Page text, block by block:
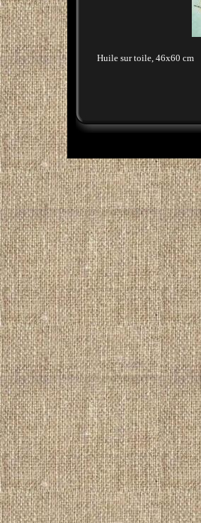
Huile sur toile, 46x60 cm